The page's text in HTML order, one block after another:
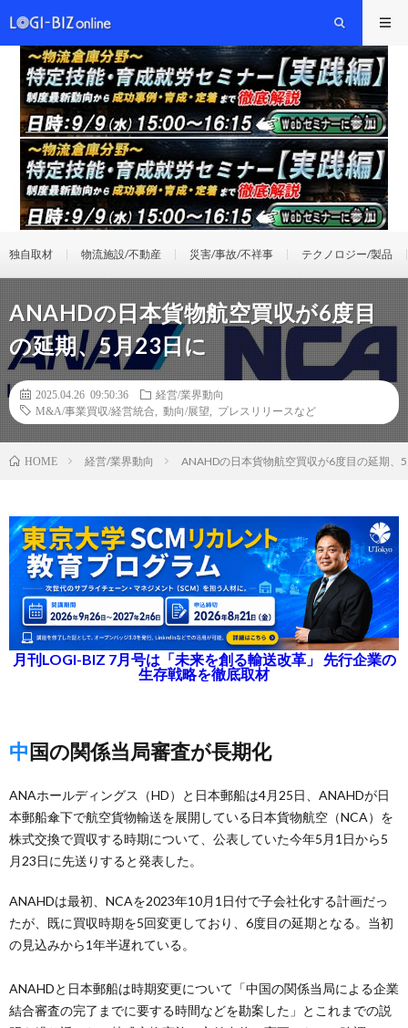
独自取材 物流施設/不動産 災害/事故/不祥事 テクノロジー/製品
ANAHDの日本貨物航空買収が6度目
の延期、5月23日に
2025.04.26 09:50:36
経営/業界動向
M&A/事業買収/経営統合
動向/展望 プレスリリースなど
HOME 経営/業界動向 ANAHDの日本貨物航空買収が6度目の延期、
月刊LOGI-BIZ 7月号は「未来を創る輸送改革」 先行企業の
生存戦略を徹底取材
中国の関係当局審査が長期化
ANAホールディングス（HD）と日本郵船は4月25日、ANAHDが日
本郵船傘下で航空貨物輸送を展開している日本貨物航空（NCA）を
株式交換で買収する時期について、公表していた今年5月1日から5
月23日に先送りすると発表した。
ANAHDは最初、NCAを2023年10月1日付で子会社化する計画だっ
たが、既に買収時期を5回変更しており、6度目の延期となる。当初
の見込みから1年半遅れている。
ANAHDと日本郵船は時期変更について「中国の関係当局による企業
結合審査の完了までに要する時間などを勘案した」とこれまでの説